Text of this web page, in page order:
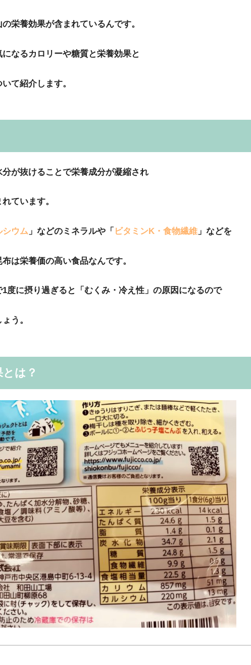
栄養効果が含まれているんです。
なるカロリーや糖質と栄養効果と
て紹介します。
が抜けることで栄養成分が凝縮され
ています。
シウム 」などのミネラルや「 ビタミンK・食物繊維 」などを
は栄養価の高い食品なんです。
度に摂り過ぎると「むくみ・冷え性」の原因になるので
う。
は？